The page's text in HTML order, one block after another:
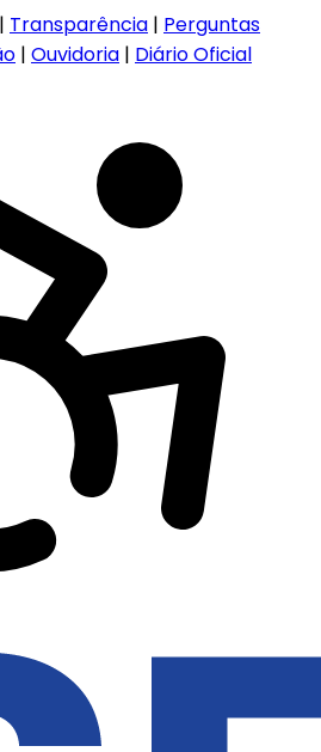
| Transparência | Perguntas
| Ouvidoria | Diário Oficial